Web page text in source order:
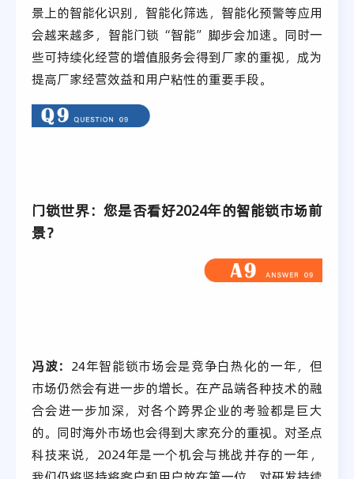
景上的智能化识别，智能化筛选，智能化预警等应用
会越来越多，智能门锁“智能”脚步会加速。同时一
些可持续化经营的增值服务会得到厂家的重视，成为
提高厂家经营效益和用户粘性的重要手段。
门锁世界：您是否看好2024年的智能锁市场前
景？
冯波： 24年智能锁市场会是竞争白热化的一年，但
市场仍然会有进一步的增长。在产品端各种技术的融
合会进一步加深，对各个跨界企业的考验都是巨大
的。同时海外市场也会得到大家充分的重视。对圣点
科技来说，2024年是一个机会与挑战并存的一年，